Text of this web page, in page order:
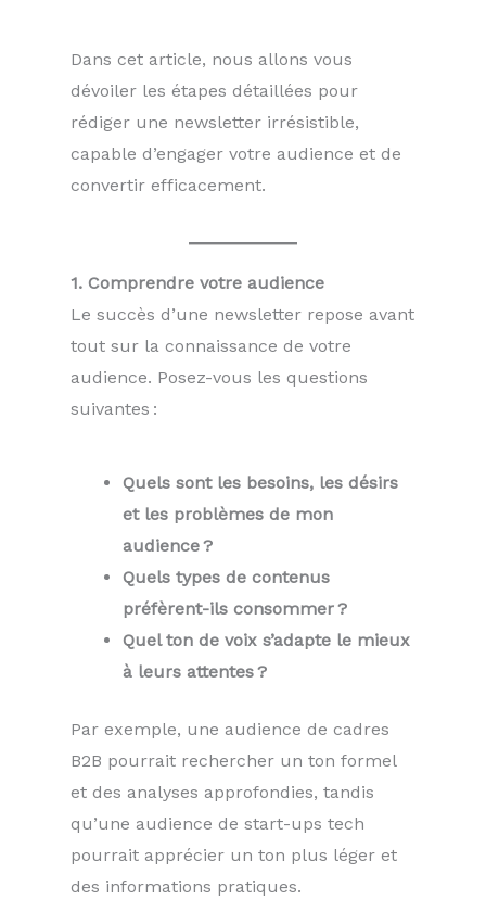
Dans cet article, nous allons vous
dévoiler les étapes détaillées pour
rédiger une newsletter irrésistible,
capable d’engager votre audience et de
convertir efficacement.
1. Comprendre votre audience
Le succès d’une newsletter repose avant
tout sur la connaissance de votre
audience. Posez-vous les questions
suivantes :
Quels sont les besoins, les désirs
et les problèmes de mon
audience ?
Quels types de contenus
préfèrent-ils consommer ?
Quel ton de voix s’adapte le mieux
à leurs attentes ?
Par exemple, une audience de cadres
B2B pourrait rechercher un ton formel
et des analyses approfondies, tandis
qu’une audience de start-ups tech
pourrait apprécier un ton plus léger et
des informations pratiques.